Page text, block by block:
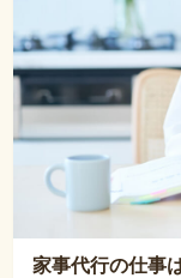
家事代行の仕事